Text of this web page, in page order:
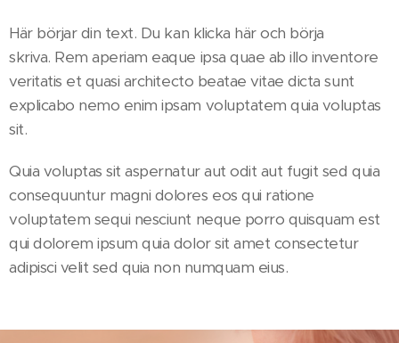
Här börjar din text. Du kan klicka här och börja
skriva. Rem aperiam eaque ipsa quae ab illo inventore
veritatis et quasi architecto beatae vitae dicta sunt
explicabo nemo enim ipsam voluptatem quia voluptas
sit.
Quia voluptas sit aspernatur aut odit aut fugit sed quia
consequuntur magni dolores eos qui ratione
voluptatem sequi nesciunt neque porro quisquam est
qui dolorem ipsum quia dolor sit amet consectetur
adipisci velit sed quia non numquam eius.